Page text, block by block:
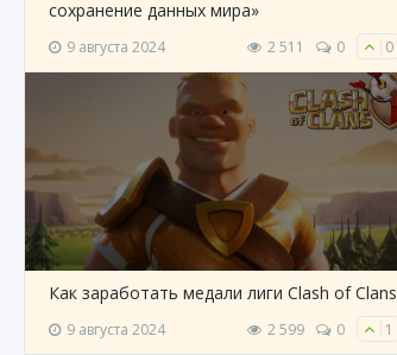
сохранение данных мира»
9 августа 2024 2 511 0 0
Как заработать медали лиги Clash of Clans
9 августа 2024 2 599 0 1